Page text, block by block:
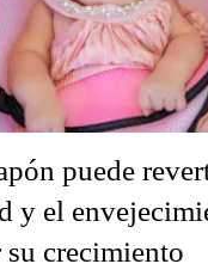
puede
y el
su crecimiento